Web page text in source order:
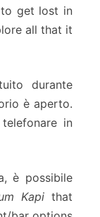
get lost in
all that it
durante
è aperto.
in
è possibile
Kapithat